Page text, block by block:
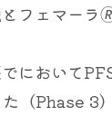
フェマーラ
において
（Phase 3）